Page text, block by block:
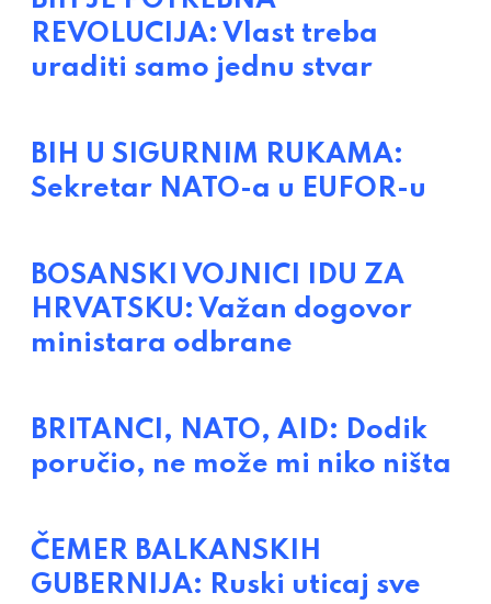
REVOLUCIJA: Vlast treba
uraditi samo jednu stvar
BIH U SIGURNIM RUKAMA:
Sekretar NATO-a u EUFOR-u
BOSANSKI VOJNICI IDU ZA
HRVATSKU: Važan dogovor
ministara odbrane
BRITANCI, NATO, AID: Dodik
poručio, ne može mi niko ništa
ČEMER BALKANSKIH
GUBERNIJA: Ruski uticaj sve